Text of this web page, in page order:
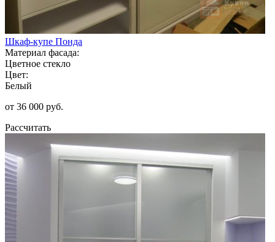
Шкаф-купе Понда
Материал фасада:
Цветное стекло
Цвет:
Белый
от 36 000 руб.
Рассчитать